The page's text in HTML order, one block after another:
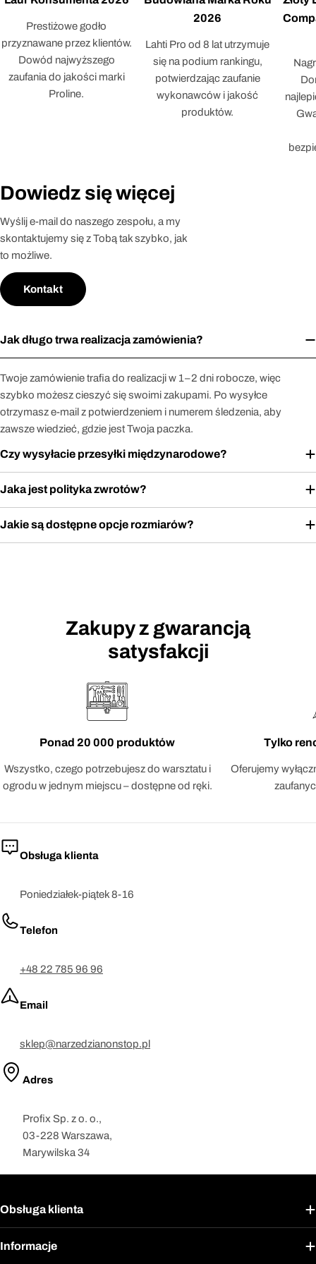
Prestiżowe godło
przyznawane przez klientów.
Dowód najwyższego
zaufania do jakości marki
Proline.
2026
Lahti Pro od 8 lat utrzymuje
się na podium rankingu,
potwierdzając zaufanie
wykonawców i jakość
produktów.
Dowiedz się więcej
Wyślij e-mail do naszego zespołu, a my
skontaktujemy się z Tobą tak szybko, jak
to możliwe.
Kontakt
Jak długo trwa realizacja zamówienia?
Twoje zamówienie trafia do realizacji w 1–2 dni robocze, więc
szybko możesz cieszyć się swoimi zakupami. Po wysyłce
otrzymasz e-mail z potwierdzeniem i numerem śledzenia, aby
zawsze wiedzieć, gdzie jest Twoja paczka.
Czy wysyłacie przesyłki międzynarodowe?
Jaka jest polityka zwrotów?
Jakie są dostępne opcje rozmiarów?
Zakupy z gwarancją
satysfakcji
Ponad 20 000 produktów
Wszystko, czego potrzebujesz do warsztatu i
ogrodu w jednym miejscu – dostępne od ręki.
Tylko
Oferujemy
Obsługa klienta
Poniedziałek-piątek 8-16
Telefon
+48 22 785 96 96
Email
sklep@narzedzianonstop.pl
Adres
Profix Sp. z o. o.,
03-228 Warszawa,
Marywilska 34
Obsługa klienta
Informacje